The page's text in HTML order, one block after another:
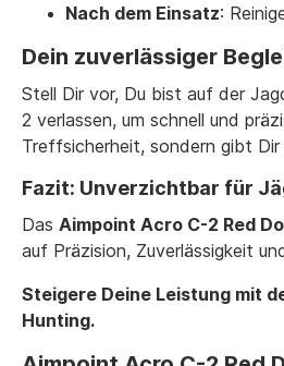
Nach dem Einsatz:
Dein zuverlässiger
Stell Dir vor, Du bist auf der
2 verlassen, um schnell und
Treffsicherheit, sondern gibt
Fazit: Unverzichtbar für
Das Aimpoint Acro C-2 Red
auf Präzision, Zuverlässigkeit
Steigere Deine Leistung mit
Hunting.